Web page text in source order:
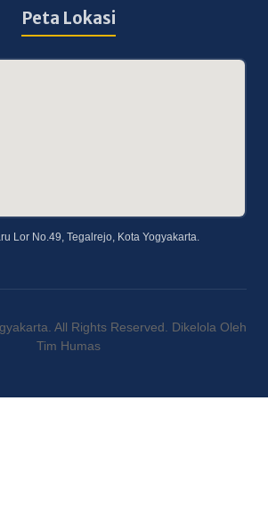
Peta Lokasi
Lor No.49, Tegalrejo, Kota Yogyakarta.
All Rights Reserved. Dikelola Oleh
Tim Humas